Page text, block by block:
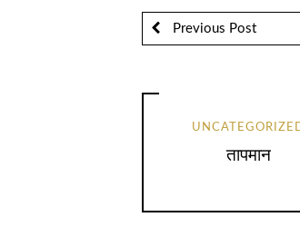
Previous Post
तापमान